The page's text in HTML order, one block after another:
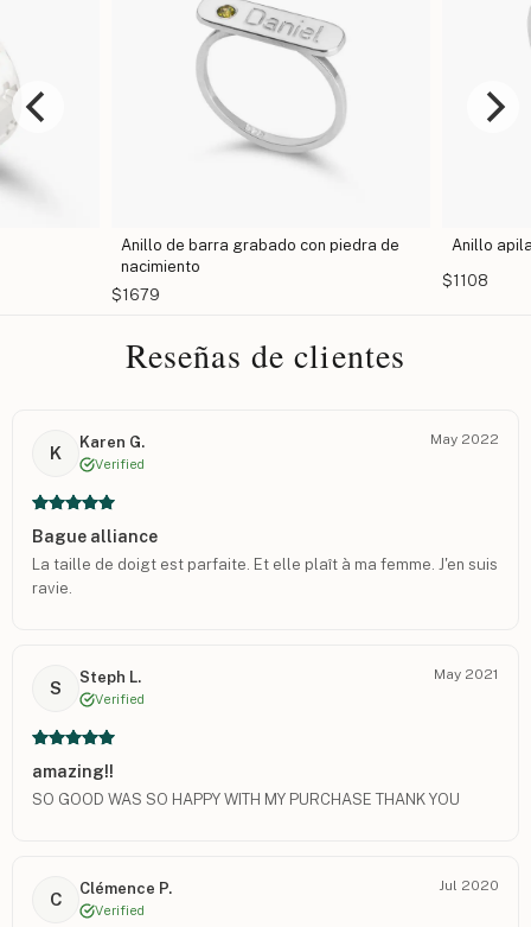
Anillo
$1108
Anillo de barra grabado con piedra de
nacimiento
$1679
Reseñas de clientes
K
Karen G.
Verified
May 2022
Bague alliance
La taille de doigt est parfaite. Et elle plaît à ma femme. J'en suis
ravie.
S
Steph L.
Verified
May 2021
amazing!!
SO GOOD WAS SO HAPPY WITH MY PURCHASE THANK YOU
C
Clémence P.
Verified
Jul 2020